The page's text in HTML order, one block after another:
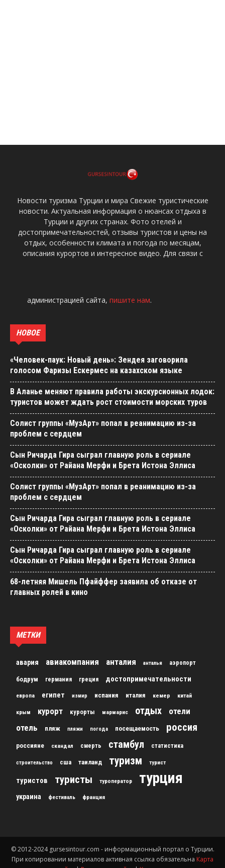
Новости туризма Турции и мира Свежие туристические
новости. Актуальная информация о нюансах отдыха в
Турции и других странах. Фото отелей и
достопримечательностей, отзывы туристов и цены на
отдых, особенности климата и погода по месяцам,
описания курортов и интересное видео. Для связи с
администрацией сайта, пишите нам.
НОВОЕ
«Человек-паук: Новый день»: Зендея заговорила
голосом Фаризы Ескермес на казахском языке
В Аланье меняют правила работы экскурсионных лодок:
туристов может ждать рост стоимости морских туров
Солист группы «МузАрт» попал в реанимацию из-за
проблем с сердцем
Сын Ричарда Гира сыграл главную роль в сериале
«Осколки» от Райана Мерфи и Брета Истона Эллиса
Солист группы «МузАрт» попал в реанимацию из-за
проблем с сердцем
Сын Ричарда Гира сыграл главную роль в сериале
«Осколки» от Райана Мерфи и Брета Истона Эллиса
Сын Ричарда Гира сыграл главную роль в сериале
«Осколки» от Райана Мерфи и Брета Истона Эллиса
68-летняя Мишель Пфайффер заявила об отказе от
главных ролей в кино
МЕТКИ
авария авиакомпания анталия анталья аэропорт
бодрум германия греция достопримечательности
европа египет измир испания италия кемер китай
крым курорт курорты мармарис отдых
отели
отель
пляж пляжи погода посещаемость россия
россияне скандал смерть стамбул статистика
строительство сша таиланд туризм турист
туристов туристы туроператор турция
украина фестиваль франция
© 2012-2024 gursesintour.com - информационный портал о Турции.
При копировании материалов активная ссылка обязательна Карта